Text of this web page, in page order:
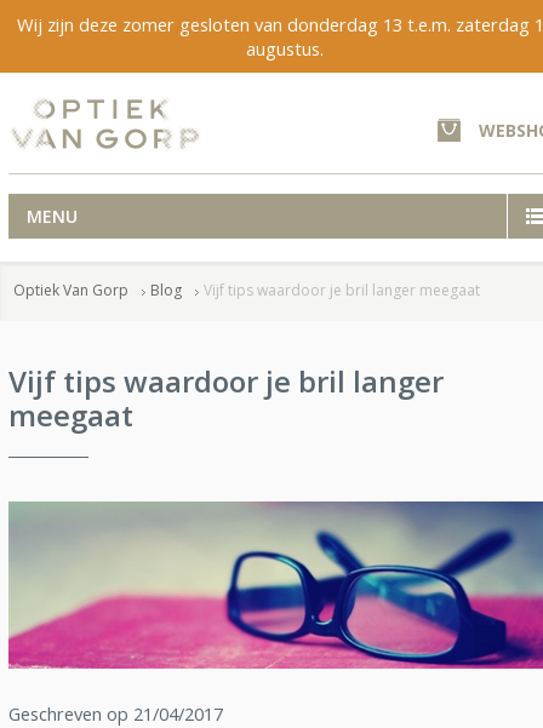
Wij zijn deze zomer gesloten van donderdag 13 t.e.m. zaterdag
augustus.
MENU
Optiek Van Gorp Blog Vijf tips waardoor je bril langer meegaat
Vijf tips waardoor je bril langer
meegaat
Geschreven op 21/04/2017